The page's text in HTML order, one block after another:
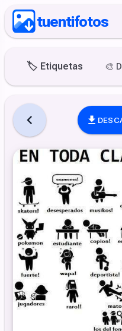
tuentifotos
🏷️ Etiquetas 🎨